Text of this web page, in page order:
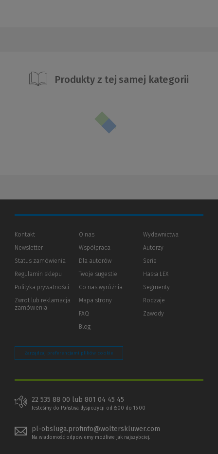
Produkty z tej samej kategorii
Kontakt
Newsletter
Status zamówienia
Regulamin sklepu
Polityka prywatności (Nowe
(Link
innej
Zwrot lub reklamacja
zamówienia
O nas
Współpraca
Dla autorów(Nowe
(Link
innej
strony)
Twoje sugestie
Co nas wyróżnia
Mapa strony
FAQ
Blog
Wydawnictwa
Autorzy
Serie
Hasła LEX
Segmenty
Rodzaje
Zawody
Zarządzaj preferencjami plików cookie
22 535 88 00 lub 801 04 45 45
Jesteśmy do Państwa dyspozycji od 8:00 do 16:00
pl-obsluga.profinfo@wolterskluwer.com
Na wiadomość odpowiemy możliwe jak najszybciej.